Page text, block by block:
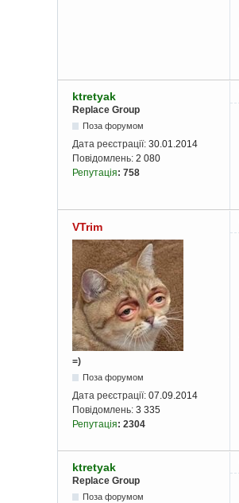
ktretyak
Replace Group
Поза форумом
Дата реєстрації: 30.01.2014
Повідомлень: 2 080
Репутація: 758
VTrim
=)
Поза форумом
Дата реєстрації: 07.09.2014
Повідомлень: 3 335
Репутація: 2304
ktretyak
Replace Group
Поза форумом